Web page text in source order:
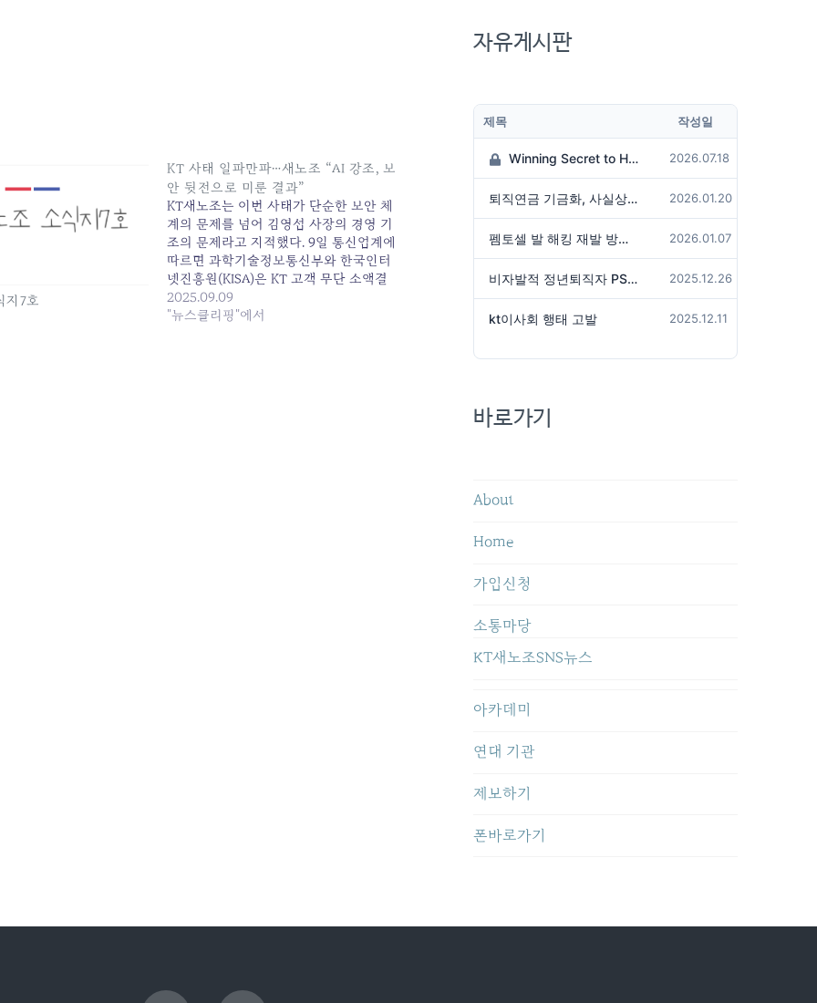
지7호
KT 사태 일파만파…새노조 “AI 강조, 보
안 뒷전으로 미룬 결과”
KT새노조는 이번 사태가 단순한 보안 체
계의 문제를 넘어 김영섭 사장의 경영 기
조의 문제라고 지적했다. 9일 통신업계에
따르면 과학기술정보통신부와 한국인터
넷진흥원(KISA)은 KT 고객 무단 소액결
제 사건 관련 조사를... 원본 기사: KT 사
태 일파만파…새노조 "AI 강조, 보안 뒷전
2025.09.09
"뉴스클리핑"에서
자유게시판
제목 작성일
Winning Secret to Hit the Jackpot! 2026.07.18
퇴직연금 기금화, 사실상 국가가 관리하겠다는 것인가? 2026.01.20
펨토셀 발 해킹 재발 방지 위해서는 2026.01.07
비자발적 정년퇴직자 PS성과급 미지급은 임금체불 아닌가? 2025.12.26
kt이사회 행태 고발 2025.12.11
바로가기
About
Home
가입신청
소통마당
KT새노조SNS뉴스
아카데미
연대 기관
제보하기
폰바로가기